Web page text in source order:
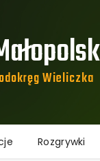
Wieliczka​
Rozgrywki